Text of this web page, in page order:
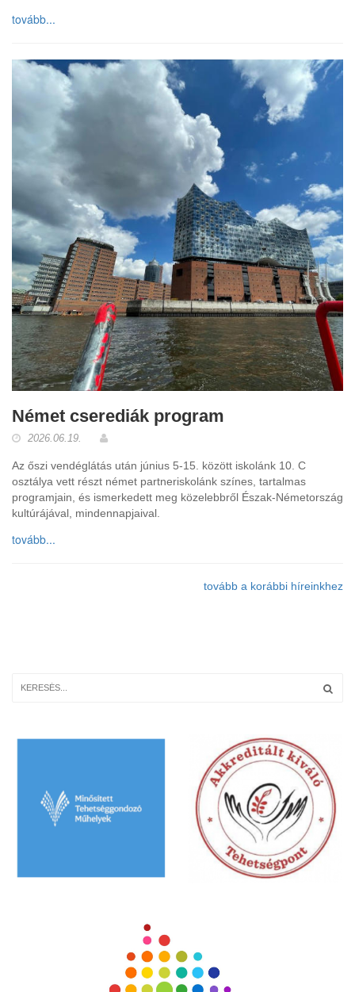
tovább...
Német cserediák program
2026.06.19.
Az őszi vendéglátás után június 5-15. között iskolánk 10. C
osztálya vett részt német partneriskolánk színes, tartalmas
programjain, és ismerkedett meg közelebbről Észak-Németország
kultúrájával, mindennapjaival.
tovább...
tovább a korábbi híreinkhez